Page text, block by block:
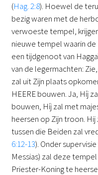
(Hag. 2:8). Hoewel de
bezig waren met de
verwoeste tempel,
nieuwe tempel waarin de
een tijdgenoot van
van de legermachten:
zal uit Zijn plaats
HEERE bouwen. Ja, Híj
bouwen, Híj zal met
heersen op Zijn troon.
tussen die Beiden zal
6:12-13). Onder
Messias) zal deze
Priester-Koning te